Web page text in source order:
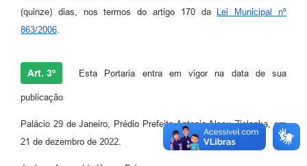
(quinze) dias, nos termos do artigo 170 da
Lei Municipal nº
863/2006.
Art. 3º Esta Portaria entra em vigor na data de sua
publicação
Palácio 29 de Janeiro, Prédio Prefeito Antonio Alceu Zielonka, em
21 de dezembro de 2022.